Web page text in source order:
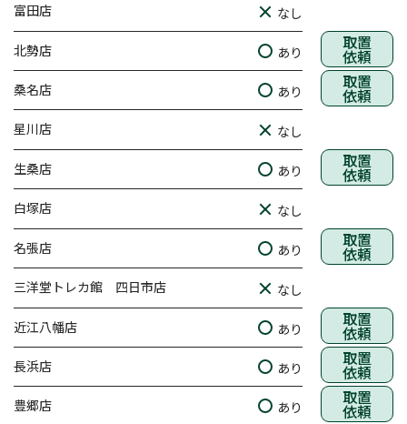
富田店 なし
北勢店 あり 取置
依頼
桑名店 あり 取置
依頼
星川店 なし
生桑店 あり 取置
依頼
白塚店 なし
名張店 あり 取置
依頼
三洋堂トレカ館 四日市店 なし
近江八幡店 あり 取置
依頼
長浜店 あり 取置
依頼
豊郷店 あり 取置
依頼